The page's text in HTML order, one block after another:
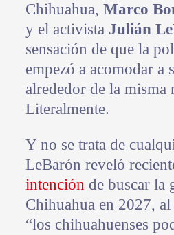
Chihuahua, Marco
y el activista Julián
sensación de que la
empezó a acomodar a
alrededor de la misma
Literalmente.
Y no se trata de
LeBarón reveló
intención de buscar la
Chihuahua en 2027,
“los chihuahuenses